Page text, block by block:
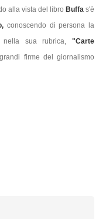
alla vista del libro Buffa s'è
conoscendo di persona la
nella sua rubrica, "Carte
firme del giornalismo